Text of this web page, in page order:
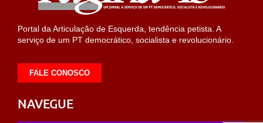
Portal da Articulação de Esquerda, tendência petista. A
serviço de um PT democrático, socialista e revolucionário.
FALE CONOSCO
NAVEGUE